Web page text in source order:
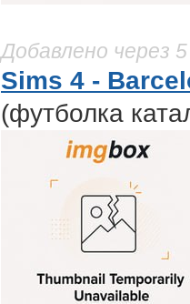
Добавлено через
Sims 4 -
(футболка